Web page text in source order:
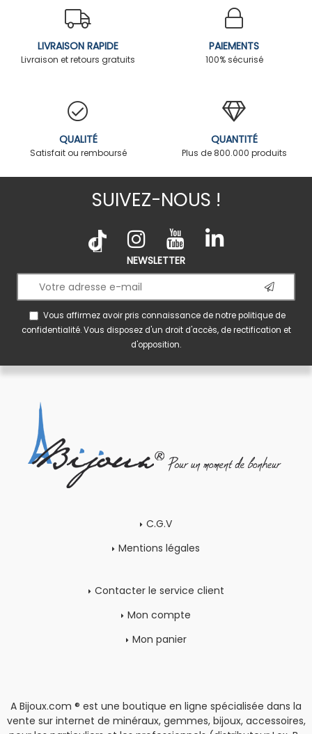
LIVRAISON RAPIDE
Livraison et retours gratuits
PAIEMENTS
100% sécurisé
QUALITÉ
Satisfait ou remboursé
QUANTITÉ
Plus de 800.000 produits
SUIVEZ-NOUS !
NEWSLETTER
Vous affirmez avoir pris connaissance de notrepolitique de
confidentialité. Vous disposez d'un droit d'accès, de rectification et
d'opposition.
C.G.V
Mentions légales
Contacter le service client
Mon compte
Mon panier
A Bijoux.com ® est une boutique en ligne spécialisée dans la
vente sur internet de minéraux, gemmes, bijoux, accessoires,